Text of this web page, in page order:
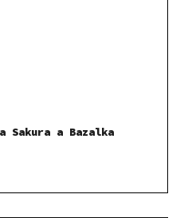
Sakura a Bazalka